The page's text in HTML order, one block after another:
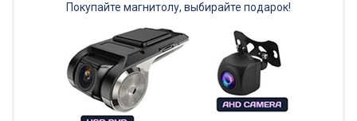
Покупайте магнитолу, выбирайте подарок!